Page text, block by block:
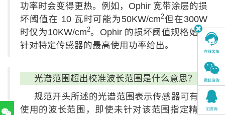
功率时会变得更热。例如，Ophir 宽带涂层的损
坏阈值在 10 瓦时可能为50KW/cm2但在300W
时仅为10KW/cm2。Ophir 的损坏阈值规格始终
针对特定传感器的最高使用功率给出。
光谱范围超出校准波长范围是什么意思？
规范开头所述的光谱范围表示传感器可有效
使用的波长范围，即使未针对该范围指定精确